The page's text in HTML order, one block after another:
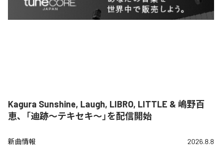
Kagura Sunshine, Laugh, LIBRO, LITTLE & 嶋野百
恵、「迪跡〜テキセキ〜」を配信開始
新曲情報 2026.8.8